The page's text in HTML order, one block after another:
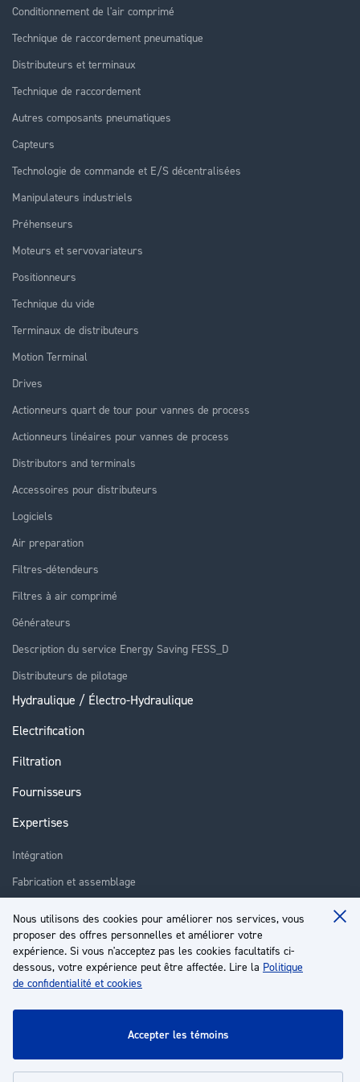
Nous utilisons des cookies pour améliorer nos services, vous
proposer des offres personnelles et améliorer votre
expérience. Si vous n'acceptez pas les cookies facultatifs ci-
dessous, votre expérience peut être affectée. Lire la Politique
de confidentialité et cookies
accepter les témoins
Conditionnement de l'air comprimé
Technique de raccordement pneumatique
Distributeurs et terminaux
Technique de raccordement
Autres composants pneumatiques
Capteurs
Technologie de commande et E/S décentralisées
Manipulateurs industriels
Préhenseurs
Moteurs et servovariateurs
Positionneurs
Technique du vide
Terminaux de distributeurs
Motion Terminal
Drives
Actionneurs quart de tour pour vannes de process
Actionneurs linéaires pour vannes de process
Distributors and terminals
Accessoires pour distributeurs
Logiciels
Air preparation
Filtres-détendeurs
Filtres à air comprimé
Générateurs
Description du service Energy Saving FESS_D
Distributeurs de pilotage
Hydraulique / Électro-Hydraulique
Electrification
Filtration
Fournisseurs
Expertises
Intégration
Fabrication et assemblage
Réparation
Formation
À propos
Service client